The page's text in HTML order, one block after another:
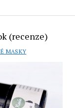
(recenze)
MASKY